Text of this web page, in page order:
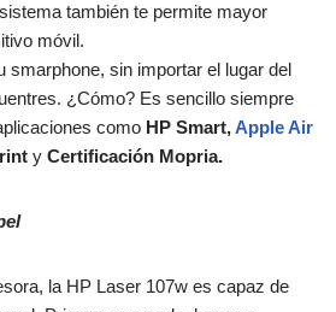
también te permite mayor
móvil.
smarphone, sin importar el lugar del
¿Cómo? Es sencillo siempre
como HP Smart,Apple Air
y Certificación Mopria.
la HP Laser 107w es capaz de